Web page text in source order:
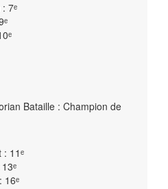
7ᵉ
Bataille : Champion de
: 11ᵉ
16ᵉ